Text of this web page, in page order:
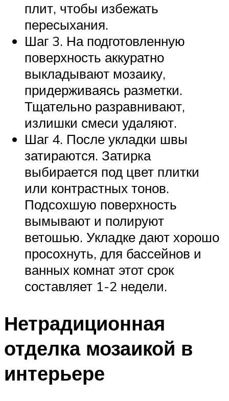
плит, чтобы избежать
пересыхания.
Шаг 3. На подготовленную
поверхность аккуратно
выкладывают мозаику,
придерживаясь разметки.
Тщательно разравнивают,
излишки смеси удаляют.
Шаг 4. После укладки швы
затираются. Затирка
выбирается под цвет плитки
или контрастных тонов.
Подсохшую поверхность
вымывают и полируют
ветошью. Укладке дают хорошо
просохнуть, для бассейнов и
ванных комнат этот срок
составляет 1-2 недели.
Нетрадиционная
отделка мозаикой в
интерьере